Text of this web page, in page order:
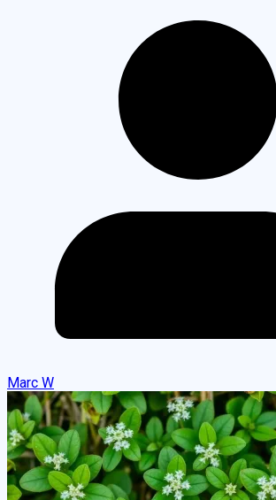
Marc W